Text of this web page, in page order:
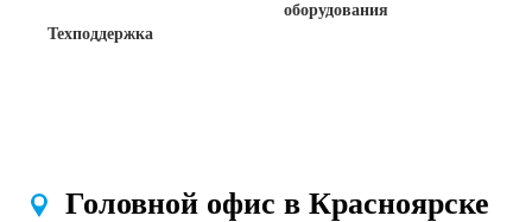
Техподдержка
оборудования
Головной офис в Красноярске